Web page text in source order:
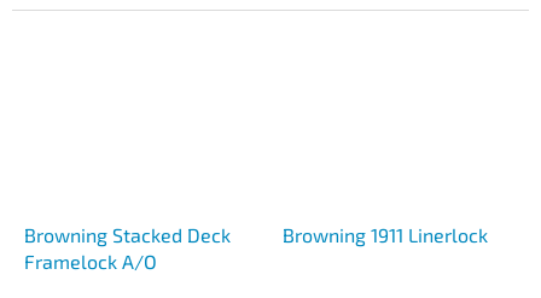
Browning Stacked Deck
Framelock A/O
Browning 1911 Linerlock